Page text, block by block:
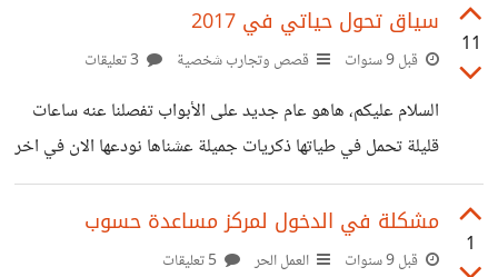
و كل الامور تمام. هناك مشتري اتعامل معه منذ شهر أكتوبر
الماضي بإستمرار، أقوم بشحن رصيد له مقابل شرائه تلك
دولار، يعني يشري مني 4 خدمات أشحن له 16 دولار و هكذا ...
نحن نمضي
11
سياق تحول حياتي في 2017
قبل 9 سنوات قصص وتجارب شخصية
السلام عليكم، هاهو عام جديد على الأبواب تفصلنا عنه ساعات
قليلة تحمل في طياتها ذكريات جميلة عشناها نودعها الان في اخر
لحظات هذه السنة المميزة بالنسبة لي، كان 2017 نقطة تحول
بالنسبة لي تحديدا عند دخولي لعالم العمل الحر، و إليكم الأن
1
مشكلة في الدخول لمركز مساعدة حسوب
قبل 9 سنوات العمل الحر